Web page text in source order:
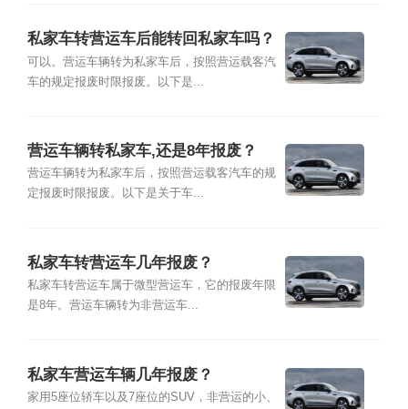
私家车转营运车后能转回私家车吗？
可以。营运车辆转为私家车后，按照营运载客汽
车的规定报废时限报废。以下是...
营运车辆转私家车,还是8年报废？
营运车辆转为私家车后，按照营运载客汽车的规
定报废时限报废。以下是关于车...
私家车转营运车几年报废？
私家车转营运车属于微型营运车，它的报废年限
是8年。营运车辆转为非营运车...
私家车营运车辆几年报废？
家用5座位轿车以及7座位的SUV，非营运的小、